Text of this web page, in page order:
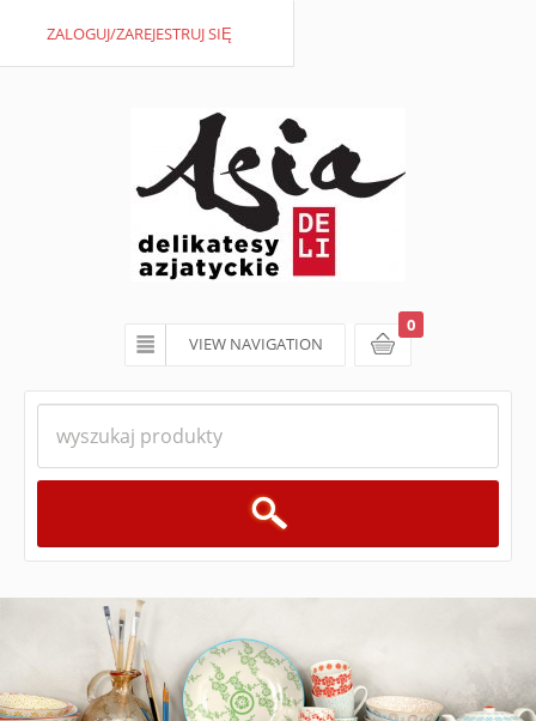
VIEW NAVIGATION
ZALOGUJ/ZAREJESTRUJ SIĘ
koszyk
0